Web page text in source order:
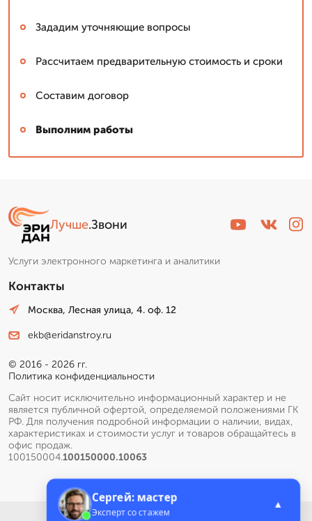
Зададим уточняющие вопросы
Рассчитаем предварительную стоимость и сроки
Составим договор
Выполним работы
Лучше.Звони
Услуги электронного маркетинга и аналитики
Контакты
Москва, Лесная улица, 4. оф. 12
ekb@eridanstroy.ru
© 2016 - 2026 гг.
Политика конфиденциальности
Сайт носит исключительно информационный характер и не
является публичной офертой, определяемой положениями ГК
РФ. Для получения подробной информации о наличии, видах,
характеристиках и стоимости услуг и товаров обращайтесь в
офис продаж.
100150004.100150000.10063
Пишет Вам...
➞